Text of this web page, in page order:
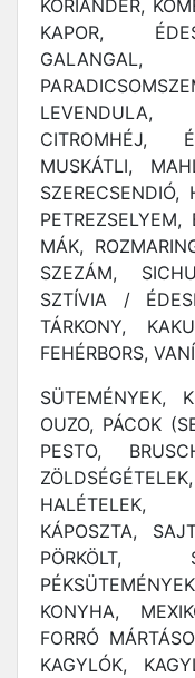
KORIANDER,
KAPOR,
GALANGAL,
LEVENDULA,
CITROMHÉJ,
MUSKÁTLI,
SZERECSENDIÓ,
PETREZSELYEM,
MÁK,
SZEZÁM,
SZTÍVIA /
TÁRKONY,
FEHÉRBORS,
SÜTEMÉNYEK,
OUZO, PÁCOK
PESTO,
HALÉTELEK,
KÁPOSZTA,
PÖRKÖLT,
KONYHA,
FORRÓ
KAGYLÓK,